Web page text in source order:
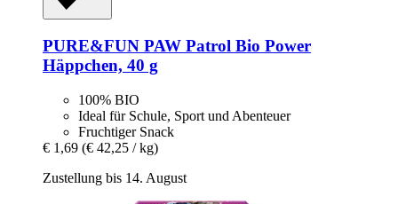
PURE&FUN PAW Patrol Bio Power
Häppchen, 40 g
100% BIO
Ideal für Schule, Sport und Abenteuer
Fruchtiger Snack
€ 1,69 (€ 42,25 / kg)
Zustellung bis 14. August